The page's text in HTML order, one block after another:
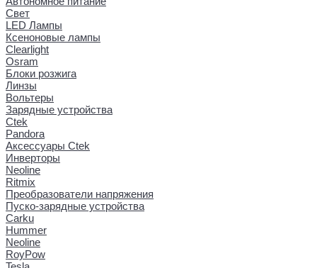
Свет
LED Лампы
Ксеноновые лампы
Clearlight
Osram
Блоки розжига
Линзы
Вольтеры
Зарядные устройства
Ctek
Pandora
Аксессуары Ctek
Инверторы
Neoline
Ritmix
Преобразователи напряжения
Пуско-зарядные устройства
Carku
Hummer
Neoline
RoyPow